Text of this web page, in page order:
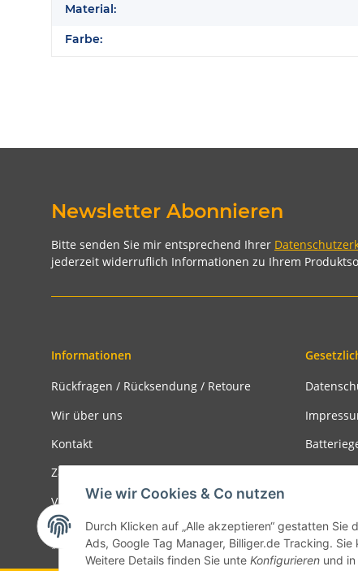
Material:
Farbe:
Newsletter Abonnieren
Bitte senden Sie mir entsprechend Ihrer
jederzeit widerruflich Informationen zu Ihrem
Informationen
Rückfragen / Rücksendung / Retoure
Wir über uns
Kontakt
Zahlungsmöglichkeiten
Versandinformationen
* Alle Preise inkl. gesetzlicher USt., zzgl.Versand
Wie wir Cookies & Co nutzen
Durch Klicken auf „Alle akzeptieren“ gestatten
Ads, Google Tag Manager, Billiger.de Tracking.
Weitere Details finden Sie unte Konfigurieren und